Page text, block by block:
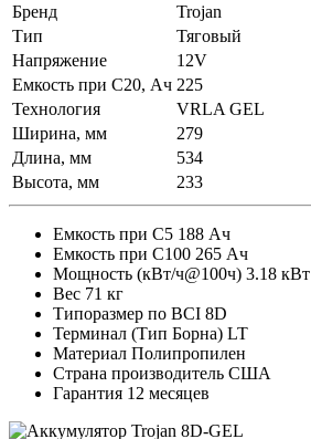
Бренд
Trojan
Тип
Тяговый
Напряжение
12V
Емкость при C20, Ач 225
Технология
VRLA GEL
Ширина, мм
279
Длина, мм
534
Высота, мм
233
Емкость при С5 188 Ач
Емкость при С100 265 Ач
Мощность (кВт/ч@100ч) 3.18 кВт
Вес 71 кг
Типоразмер по BCI 8D
Терминал (Тип Борна) LT
Материал Полипропилен
Страна производитель США
Гарантия 12 месяцев